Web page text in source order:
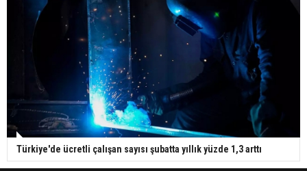
Türkiye'de ücretli çalışan sayısı şubatta yıllık yüzde 1,3 arttı